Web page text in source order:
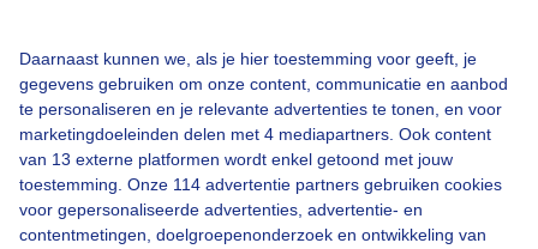
Daarnaast kunnen we, als je hier toestemming voor geeft, je
gegevens gebruiken om onze content, communicatie en aanbod
te personaliseren en je relevante advertenties te tonen, en voor
marketingdoeleinden delen met 4 mediapartners. Ook content
van 13 externe platformen wordt enkel getoond met jouw
toestemming. Onze 114 advertentie partners gebruiken cookies
voor gepersonaliseerde advertenties, advertentie- en
contentmetingen, doelgroepenonderzoek en ontwikkeling van
Een moment geduld aub...